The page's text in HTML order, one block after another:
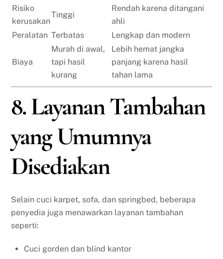
Risiko
kerusakan
Tinggi
Rendah karena ditangani
ahli
Peralatan Terbatas Lengkap dan modern
Biaya
Murah di awal,
tapi hasil
kurang
Lebih hemat jangka
panjang karena hasil
tahan lama
8. Layanan Tambahan
yang Umumnya
Disediakan
Selain cuci karpet, sofa, dan springbed, beberapa
penyedia juga menawarkan layanan tambahan
seperti:
Cuci gorden dan blind kantor